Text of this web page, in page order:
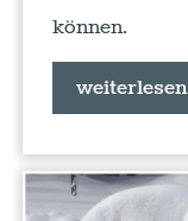
können.
weiterlesen